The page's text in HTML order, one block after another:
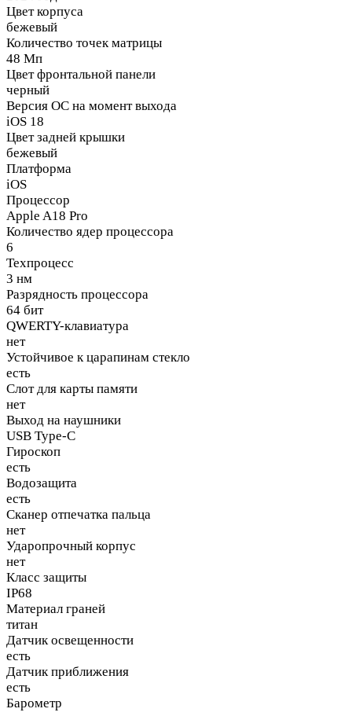
Цвет корпуса
бежевый
Количество точек матрицы
48 Мп
Цвет фронтальной панели
черный
Версия ОС на момент выхода
iOS 18
Цвет задней крышки
бежевый
Платформа
iOS
Процессор
Apple A18 Pro
Количество ядер процессора
6
Техпроцесс
3 нм
Разрядность процессора
64 бит
QWERTY-клавиатура
нет
Устойчивое к царапинам стекло
есть
Слот для карты памяти
нет
Выход на наушники
USB Type-C
Гироскоп
есть
Водозащита
есть
Сканер отпечатка пальца
нет
Ударопрочный корпус
нет
Класс защиты
IP68
Материал граней
титан
Датчик освещенности
есть
Датчик приближения
есть
Барометр